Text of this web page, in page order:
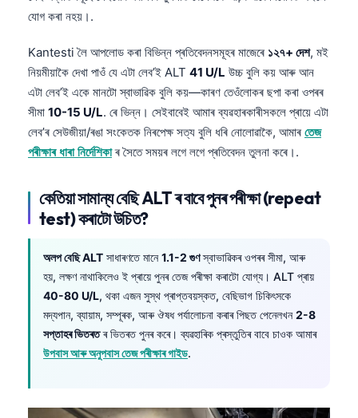
যোগ কৰা নহয়।.
Kantesti লৈ আপলোড কৰা বিভিন্ন প্ৰতিবেদনসমূহৰ মাজেৰে ১২৭+ দেশ, মই
নিয়মীয়াকৈ দেখা পাওঁ যে এটা লেব’ই ALT 41 U/L উচ্চ বুলি কয় আৰু আন
এটা লেব’ই একে মানটো স্বাভাৱিক বুলি কয়—কাৰণ তেওঁলোকৰ ছপা কৰা ওপৰৰ
সীমা 10-15 U/L. ৰে ভিন্ন। সেইবাবেই আমাৰ ব্যৱহাৰকাৰীসকলে প্ৰায়ে এটা
লেব’ৰ সেউজীয়া/ৰঙা সংকেতক নিৰপেক্ষ সত্য বুলি ধৰি নোলোৱাকৈ, আমাৰ তেজ
পৰীক্ষাৰ ধাৰা নিৰ্দেশিকাৰ সৈতে সময়ৰ লগে লগে প্ৰতিবেদন তুলনা কৰে।.
কেতিয়া সামান্য বেছি ALT ৰ বাবে পুনৰ পৰীক্ষা (repeat
test) কৰাটো উচিত?
অলপ বেছি ALT সাধাৰণতে মানে1.1-2 গুণস্বাভাৱিকৰ ওপৰৰ সীমা, আৰু
হয়, লক্ষণ নাথাকিলেও ই প্ৰায়ে পুনৰ তেজ পৰীক্ষা কৰাটো যোগ্য। ALT প্ৰায়
40-80 U/L, থকা এজন সুস্থ প্ৰাপ্তবয়স্কত, বেছিভাগ চিকিৎসকে
মদ্যপান, ব্যায়াম, সম্পূৰক, আৰু ঔষধ পৰ্যালোচনা কৰাৰ পিছত পেনেলখন2-8
সপ্তাহৰ ভিতৰতৰ ভিতৰত পুনৰ কৰে। ব্যৱহাৰিক প্ৰস্তুতিৰ বাবে চাওক আমাৰ
উপবাস আৰু অনুপবাস তেজ পৰীক্ষাৰ গাইড.